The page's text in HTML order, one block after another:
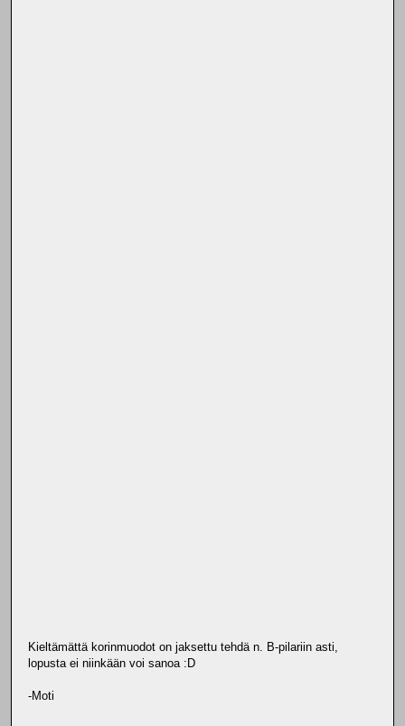
Kieltämättä korinmuodot on jaksettu tehdä n. B-pilariin asti,
lopusta ei niinkään voi sanoa :D
-Moti